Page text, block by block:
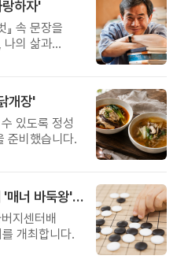
하자'
』 속 문장을
나의 삶과
개장'
있도록 정성
준비했습니다.
제3회 서초구 아버지센터배 '매너 바둑왕' 대회
지센터배
개최합니다.